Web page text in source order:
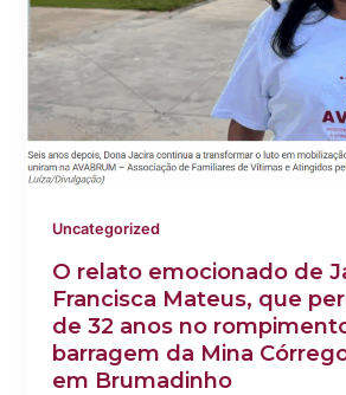
Uncategorized
O relato emocionado de
Francisca Mateus, que
de 32 anos no
barragem da Mina
em Brumadinho